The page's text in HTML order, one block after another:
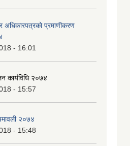
अधिकारपत्रको प्रमाणीकरण
- 16:01
कार्यविधि २०७४
- 15:57
२०७४
- 15:48